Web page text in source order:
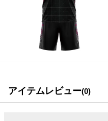
アイテムレビュー(0)